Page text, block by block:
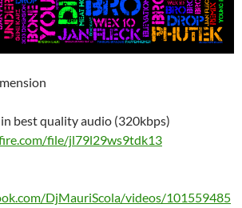
best quality audio (320kbps)
file/jl79l29ws9tdk13
DjMauriScola/videos/101559485